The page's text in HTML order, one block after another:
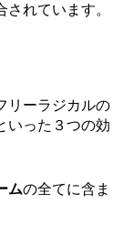
されています。
リーラジカルの
いった３つの効
ムの全てに含ま